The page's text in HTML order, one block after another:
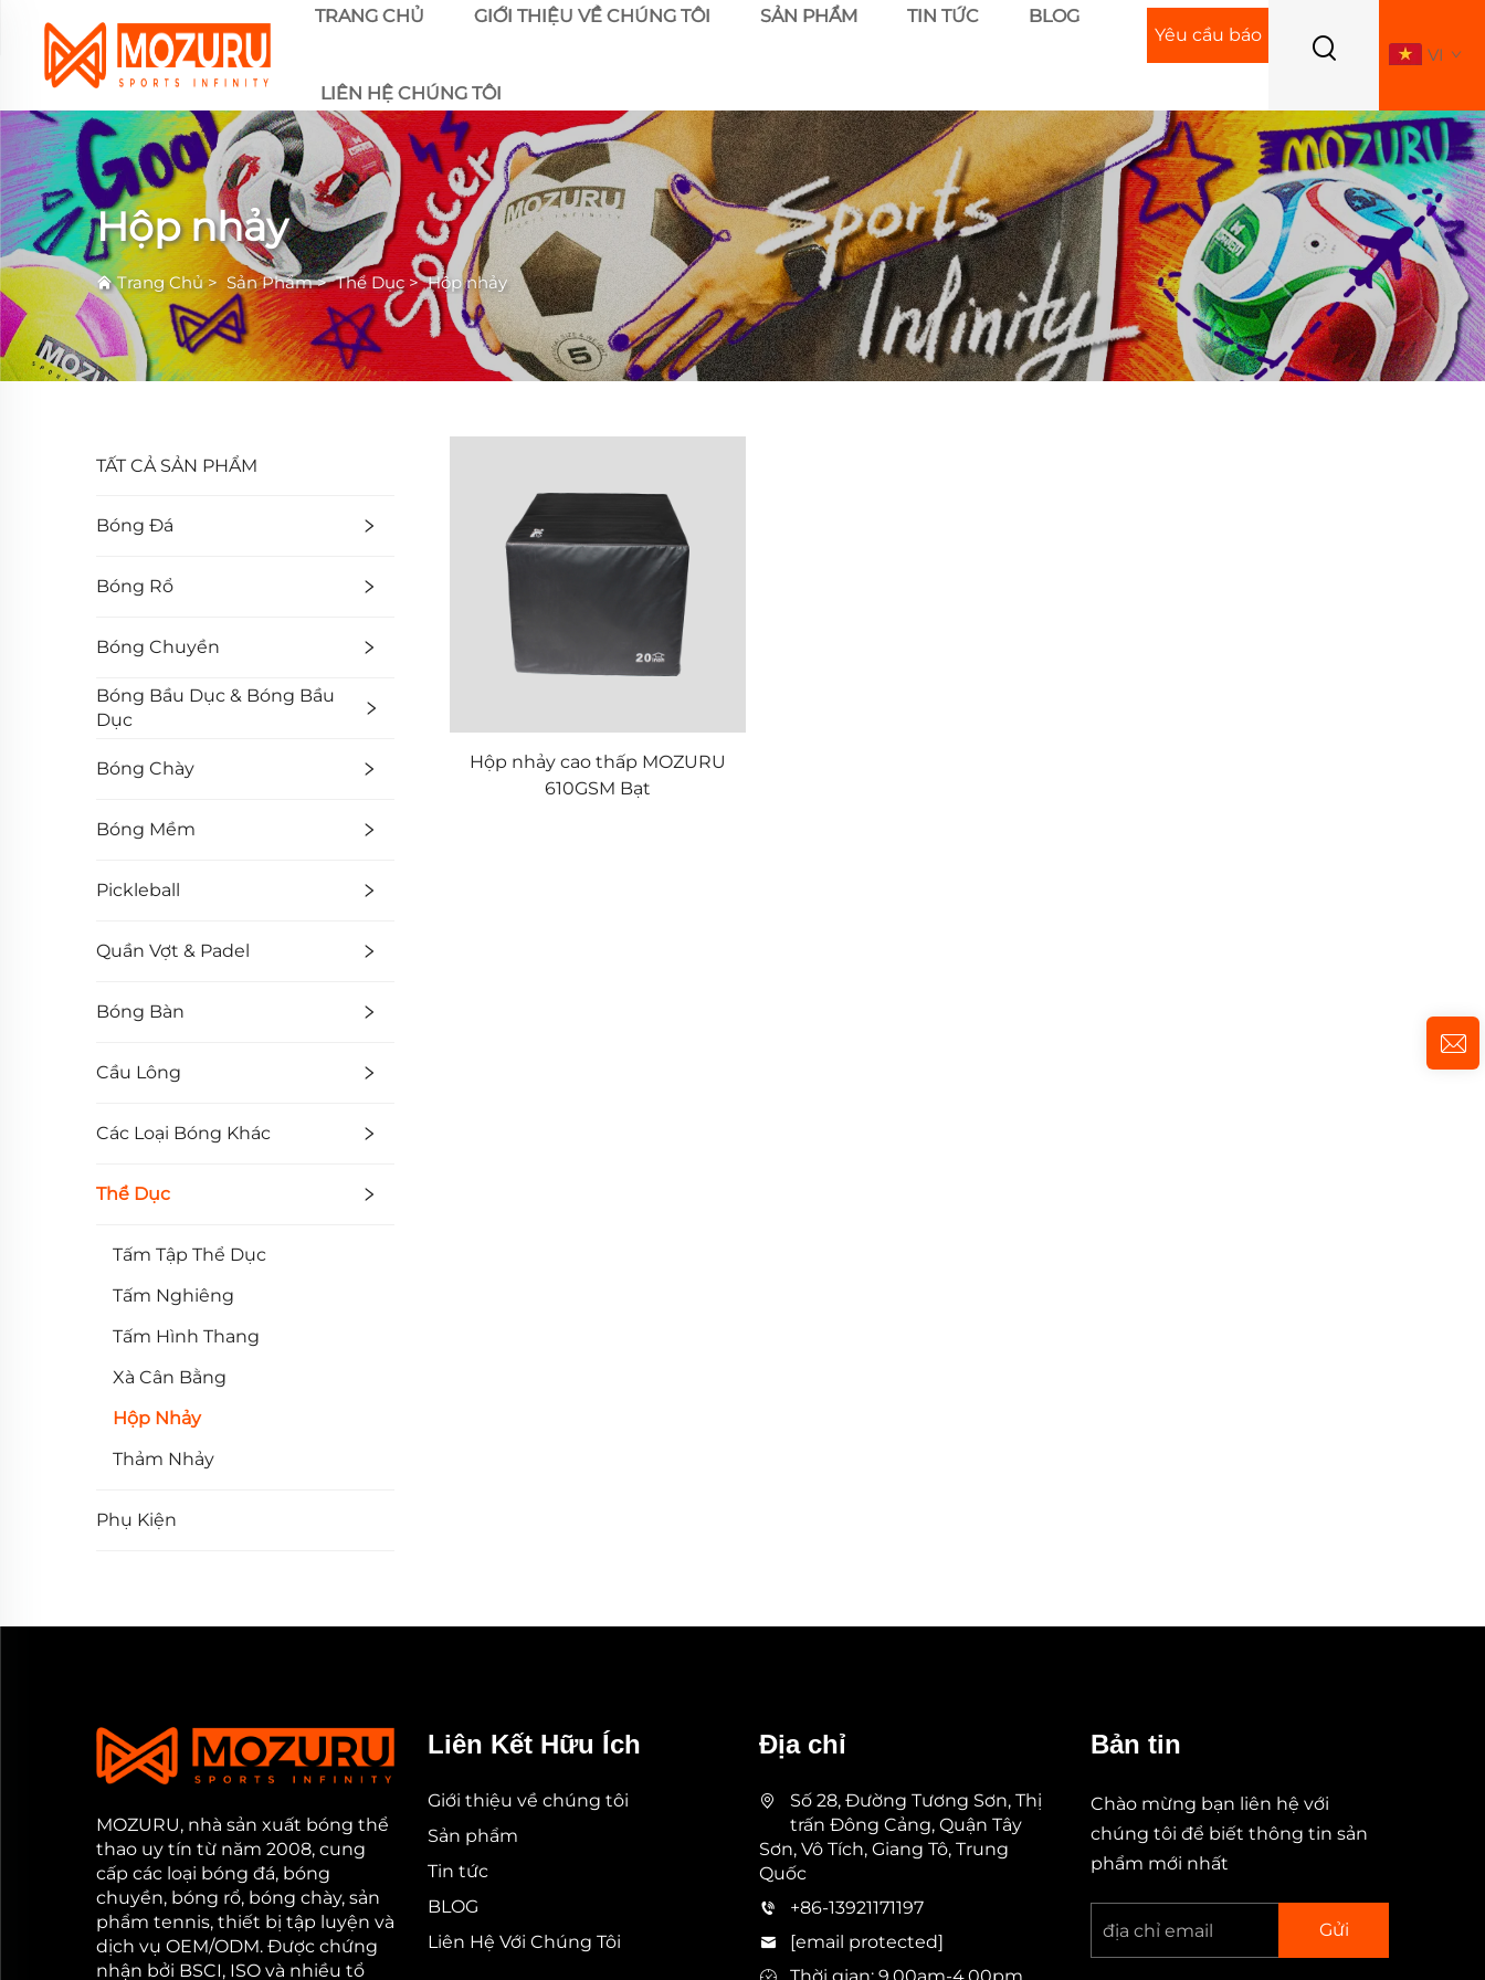
TRANG CHỦ GIỚI THIỆU VỀ CHÚNG TÔI SẢN PHẨM TIN TỨC BLOG
LIÊN HỆ CHÚNG TÔI
Yêu cầu báo
VI
Hộp nhảy
Trang Chủ> Sản Phẩm>Thể Dục>Hộp nhảy
TẤT CẢ SẢN PHẨM
Bóng Đá
Bóng Rổ
Bóng Chuyền
Bóng Bầu Dục & Bóng Bầu
Dục
Bóng Chày
Bóng Mềm
Pickleball
Quần Vợt & Padel
Bóng Bàn
Cầu Lông
Các Loại Bóng Khác
Thể Dục
Tấm Tập Thể Dục
Tấm Nghiêng
Tấm Hình Thang
Xà Cân Bằng
Hộp Nhảy
Thảm Nhảy
Phụ Kiện
Hộp nhảy cao thấp MOZURU
610GSM Bạt
MOZURU, nhà sản xuất bóng thể
thao uy tín từ năm 2008, cung
cấp các loại bóng đá, bóng
chuyền, bóng rổ, bóng chày, sản
phẩm tennis, thiết bị tập luyện và
dịch vụ OEM/ODM. Được chứng
nhận bởi BSCI, ISO và nhiều tổ
Liên Kết Hữu Ích
Giới thiệu về chúng tôi
Sản phẩm
Tin tức
BLOG
Liên Hệ Với Chúng Tôi
Địa chỉ
Số 28, Đường Tương Sơn, Thị
trấn Đông Cảng, Quận Tây
Sơn, Vô Tích, Giang Tô, Trung
Quốc
+86-13921171197
[email protected]
Bản tin
Chào mừng bạn liên hệ với
chúng tôi để biết thông tin sản
phẩm mới nhất
Gửi